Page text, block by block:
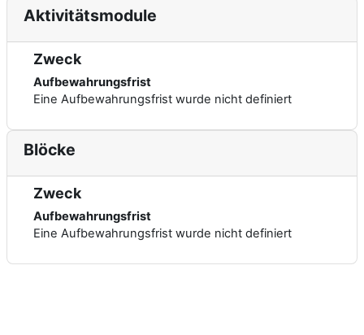
Aktivitätsmodule
Zweck
Aufbewahrungsfrist
Eine Aufbewahrungsfrist wurde nicht definiert
Blöcke
Zweck
Aufbewahrungsfrist
Eine Aufbewahrungsfrist wurde nicht definiert